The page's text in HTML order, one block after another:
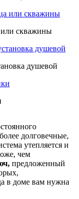
или скважины
душевой
долговечные,
утепляется и
чем
предложенный
в доме вам нужна